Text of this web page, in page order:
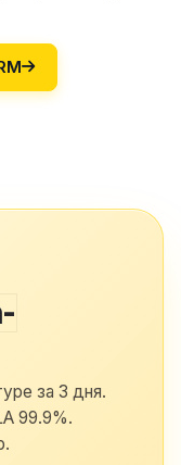
за 3 дня.
99.9%.